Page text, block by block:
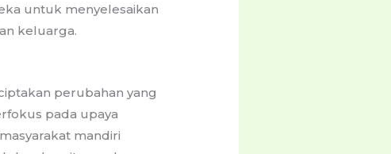
untuk menyelesaikan
keluarga.
perubahan yang
pada upaya
mandiri